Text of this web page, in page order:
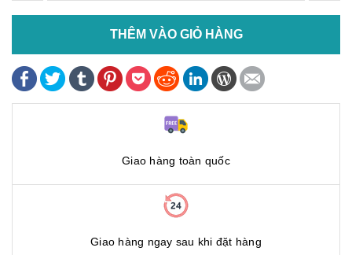
THÊM VÀO GIỎ HÀNG
Giao hàng toàn quốc
Giao hàng ngay sau khi đặt hàng